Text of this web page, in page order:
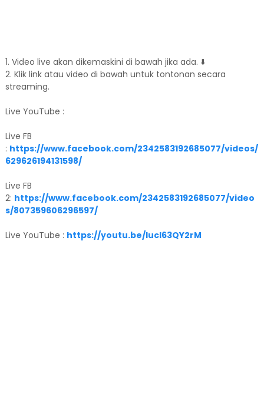
1. Video live akan dikemaskini di bawah jika ada. ⬇️
2. Klik link atau video di bawah untuk tontonan secara
streaming.
Live YouTube :
Live FB
: https://www.facebook.com/2342583192685077/videos/
629626194131598/
Live FB
2: https://www.facebook.com/2342583192685077/video
s/807359606296597/
Live YouTube : https://youtu.be/IucI63QY2rM